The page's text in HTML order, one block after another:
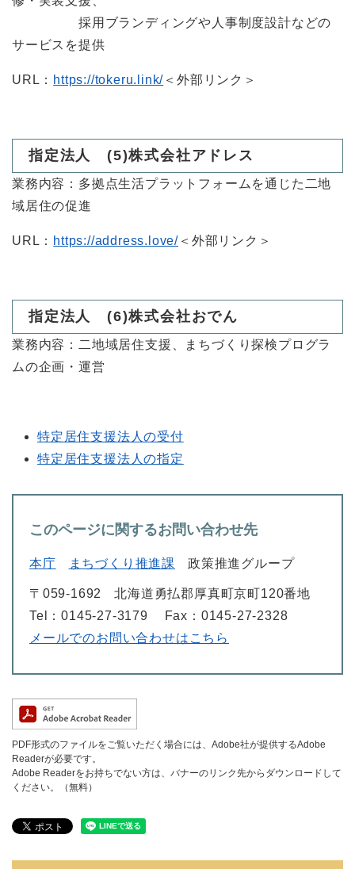
採用ブランディングや人事制度設計などの
サービスを提供
URL： https://tokeru.link/ ＜外部リンク＞
​指定法人 (5)株式会社アドレス
業務内容：多拠点生活プラットフォームを通じた二地
域居住の促進
URL： https://address.love/ ＜外部リンク＞
​指定法人 (6)株式会社おでん
業務内容：二地域居住支援、まちづくり探検プログラ
ムの企画・運営
特定居住支援法人の受付
特定居住支援法人の指定
このページに関するお問い合わせ先
本庁 まちづくり推進課 政策推進グループ
〒059-1692
北海道勇払郡厚真町京町120番地
Tel：0145-27-3179
Fax：0145-27-2328
メールでのお問い合わせはこちら
PDF形式のファイルをご覧いただく場合には、Adobe社が提供するAdobe
Readerが必要です。
Adobe Readerをお持ちでない方は、バナーのリンク先からダウンロードして
ください。（無料）